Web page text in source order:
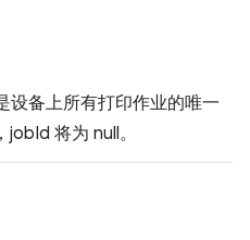
设备上所有打印作业的唯一
将为 null。